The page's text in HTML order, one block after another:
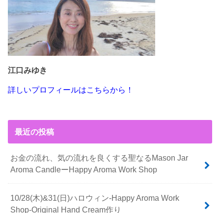
江口みゆき
詳しいプロフィールはこちらから！
最近の投稿
お金の流れ、気の流れを良くする聖なるMason Jar
Aroma CandleーHappy Aroma Work Shop
10/28(木)&31(日)ハロウィン-Happy Aroma Work
Shop-Original Hand Cream作り